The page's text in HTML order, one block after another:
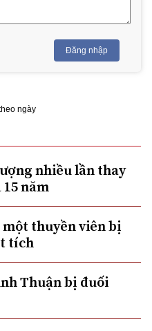
Đăng nhập
ngày
nhiều lần thay
năm
thuyền viên bị
tích
Thuận bị đuối